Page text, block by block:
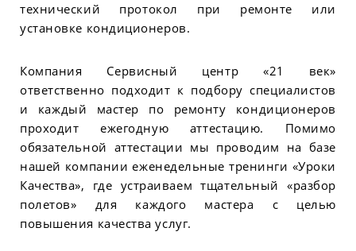
технический протокол при ремонте или
установке кондиционеров.
Компания Сервисный центр «21 век»
ответственно подходит к подбору специалистов
и каждый мастер по ремонту кондиционеров
проходит ежегодную аттестацию. Помимо
обязательной аттестации мы проводим на базе
нашей компании еженедельные тренинги «Уроки
Качества», где устраиваем тщательный «разбор
полетов» для каждого мастера с целью
повышения качества услуг.